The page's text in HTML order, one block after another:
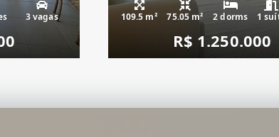
3 vagas 109.5 m² 75.05 m² 2 dorms 1
R$ 1.250.000